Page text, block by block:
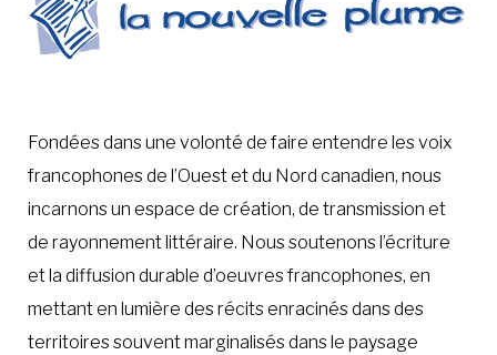
Fondées dans une volonté de faire entendre les voix
francophones de l’Ouest et du Nord canadien, nous
incarnons un espace de création, de transmission et
de rayonnement littéraire. Nous soutenons l’écriture
et la diffusion durable d’oeuvres francophones, en
mettant en lumière des récits enracinés dans des
territoires souvent marginalisés dans le paysage